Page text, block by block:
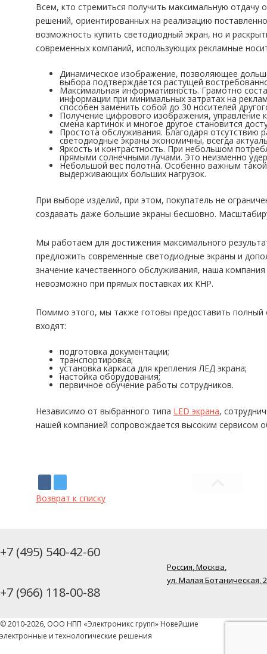
Всем, кто стремиться получить максимальную
решений, ориентированных на реализацию
возможность купить светодиодный экран, но и
современных компаний, использующих рекламные
Динамическое изображение, позволяющее
выбора подтверждается растущей
Максимальная информативность. Грамотно
информации при минимальных затратах на
способен заменить собой до 30 носителей
Получение цифрового изображения,
смена картинок и многое другое становится
Простота обслуживания. Благодаря
светодиодные экраны экономичны, всегда
Яркость и контрастность. При небольшом
прямыми солнечными лучами. Это неизменно
Небольшой вес полотна. Особенно важным
выдерживающих больших нагрузок.
При выборе изделий, при этом, покупатель не
создавать даже большие экраны бесшовно.
Мы работаем для достижения максимального
предложить современные светодиодные экраны и
значение качественного обслуживания, наша
невозможно при прямых поставках их КНР.
Помимо этого, мы также готовы предоставить полный
входят:
подготовка документации;
транспортировка;
установка каркаса для крепления ЛЕД экрана;
настойка оборудования;
первичное обучение работы сотрудников.
Независимо от выбранного типа LED экрана,
нашей компанией сопровождается высоким сервисом
Возврат к списку
+7 (495) 540-42-60
+7 (966) 118-00-88
Россия, Москва,
ул. Малая Ботаническая,
© 2010-2026, ООО НПП «Электроникс групп» Новейшие
электронные и технологические решения